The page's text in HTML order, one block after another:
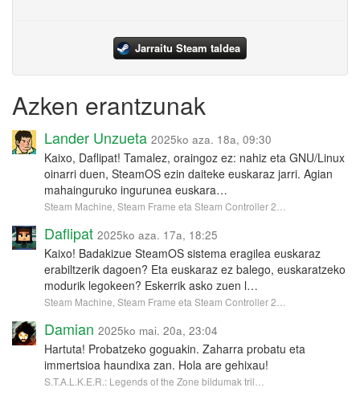
Jarraitu Steam taldea
Azken erantzunak
Lander Unzueta 2025ko aza. 18a, 09:30
Kaixo, Daflipat! Tamalez, oraingoz ez: nahiz eta GNU/Linux
oinarri duen, SteamOS ezin daiteke euskaraz jarri. Agian
mahainguruko ingurunea euskara…
Steam Machine, Steam Frame eta Steam Controller 2…
Daflipat 2025ko aza. 17a, 18:25
Kaixo! Badakizue SteamOS sistema eragilea euskaraz
erabiltzerik dagoen? Eta euskaraz ez balego, euskaratzeko
modurik legokeen? Eskerrik asko zuen l…
Steam Machine, Steam Frame eta Steam Controller 2…
Damian 2025ko mai. 20a, 23:04
Hartuta! Probatzeko goguakin. Zaharra probatu eta
immertsioa haundixa zan. Hola are gehixau!
S.T.A.L.K.E.R.: Legends of the Zone bildumak tril…